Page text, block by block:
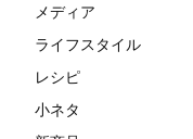
メディア
ライフスタイル
レシピ
小ネタ